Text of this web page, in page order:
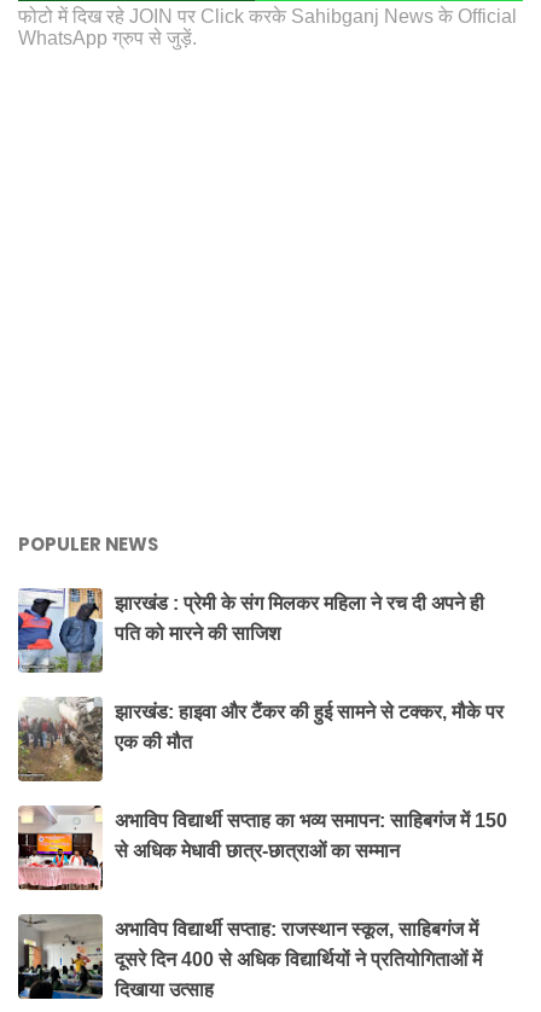
फोटो में दिख रहे JOIN पर Click करके Sahibganj News के Official
WhatsApp ग्रुप से जुड़ें.
POPULER NEWS
झारखंड : प्रेमी के संग मिलकर महिला ने रच दी अपने ही
पति को मारने की साजिश
झारखंड: हाइवा और टैंकर की हुई सामने से टक्कर, मौके पर
एक की मौत
अभाविप विद्यार्थी सप्ताह का भव्य समापन: साहिबगंज में 150
से अधिक मेधावी छात्र-छात्राओं का सम्मान
अभाविप विद्यार्थी सप्ताह: राजस्थान स्कूल, साहिबगंज में
दूसरे दिन 400 से अधिक विद्यार्थियों ने प्रतियोगिताओं में
दिखाया उत्साह